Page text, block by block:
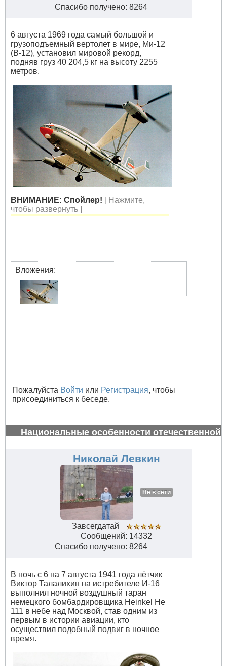
Спасибо получено: 8264
6 августа 1969 года самый большой и
грузоподъемный вертолет в мире, Ми-12
(В-12), установил мировой рекорд,
подняв груз 40 204,5 кг на высоту 2255
метров.
ВНИМАНИЕ: Спойлер! [ Нажмите,
чтобы развернуть ]
Вложения:
Пожалуйста Войти или Регистрация, чтобы
присоединиться к беседе.
Национальные особенности отечественной
Николай Левкин
Не в сети
Завсегдатай
Сообщений: 14332
Спасибо получено: 8264
В ночь с 6 на 7 августа 1941 года лётчик
Виктор Талалихин на истребителе И-16
выполнил ночной воздушный таран
немецкого бомбардировщика Heinkel He
111 в небе над Москвой, став одним из
первым в истории авиации, кто
осуществил подобный подвиг в ночное
время.